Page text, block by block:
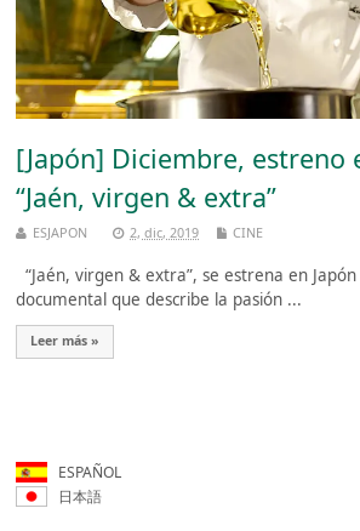
[Japón] Diciembre, estreno
“Jaén, virgen & extra”
ESJAPON 2, dic, 2019 CINE
“Jaén, virgen & extra”, se estrena en
documental que describe la pasión ...
Leer más »
ESPAÑOL
日本語